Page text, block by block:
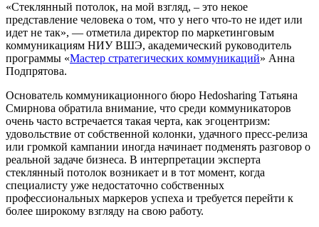
«Стеклянный потолок, на мой взгляд, – это некое
представление человека о том, что у него что-то не идет или
идет не так», — отметила директор по маркетинговым
коммуникациям НИУ ВШЭ, академический руководитель
программы «Мастер стратегических коммуникаций» Анна
Подпрятова.
Основатель коммуникационного бюро Hedosharing Татьяна
Смирнова обратила внимание, что среди коммуникаторов
очень часто встречается такая черта, как эгоцентризм:
удовольствие от собственной колонки, удачного пресс-релиза
или громкой кампании иногда начинает подменять разговор о
реальной задаче бизнеса. В интерпретации эксперта
стеклянный потолок возникает и в тот момент, когда
специалисту уже недостаточно собственных
профессиональных маркеров успеха и требуется перейти к
более широкому взгляду на свою работу.